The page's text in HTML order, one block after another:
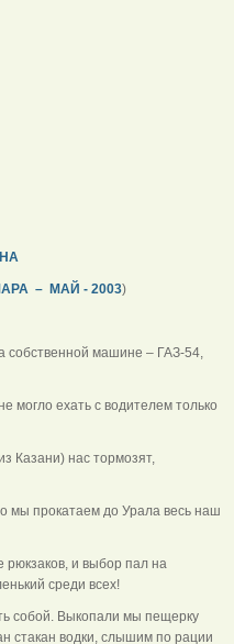
– МАЙ - 2003)
собственной машине – ГАЗ-54,
могло ехать с водителем только
Казани) нас тормозят,
мы прокатаем до Урала весь наш
рюкзаков, и выбор пал на
среди всех!
собой. Выкопали мы пещерку
стакан водки, слышим по рации